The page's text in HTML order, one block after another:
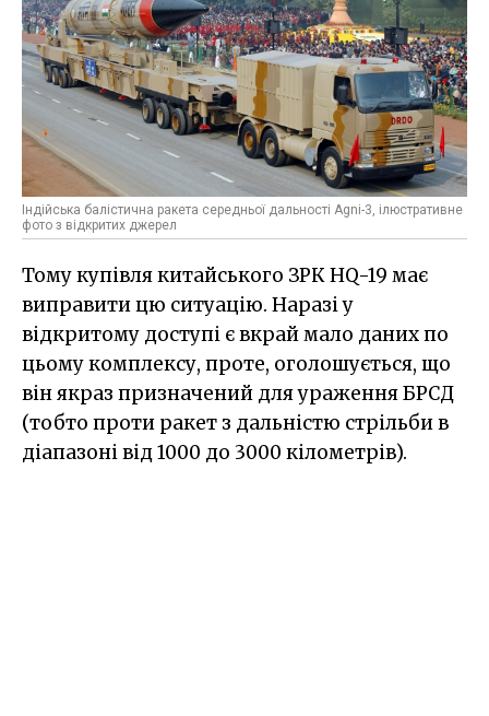
Індійська балістична ракета середньої дальності Agni-3, ілюстративне
фото з відкритих джерел
Тому купівля китайського ЗРК HQ-19 має
виправити цю ситуацію. Наразі у
відкритому доступі є вкрай мало даних по
цьому комплексу, проте, оголошується, що
він якраз призначений для ураження БРСД
(тобто проти ракет з дальністю стрільби в
діапазоні від 1000 до 3000 кілометрів).